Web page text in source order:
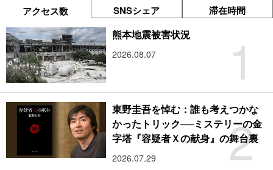
アクセス数 SNSシェア 滞在時間
1
熊本地震被害状況
2026.08.07
2
東野圭吾を悼む：誰も考えつかな
かったトリック──ミステリーの金
字塔『容疑者Ｘの献身』の舞台裏
2026.07.29